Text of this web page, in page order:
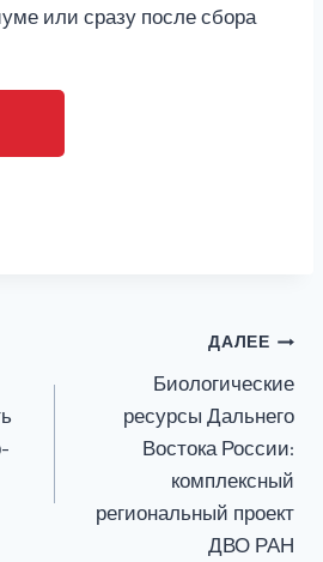
или сразу после сбора
ДАЛЕЕ
Биологические
ресурсы Дальнего
Востока России:
комплексный
региональный проект
ДВО РАН